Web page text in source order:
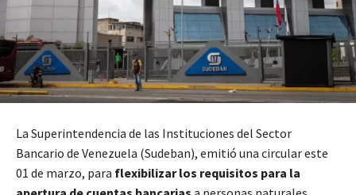
La Superintendencia de las Instituciones del Sector
Bancario de Venezuela (Sudeban), emitió una circular este
01 de marzo, para flexibilizar los requisitos para la